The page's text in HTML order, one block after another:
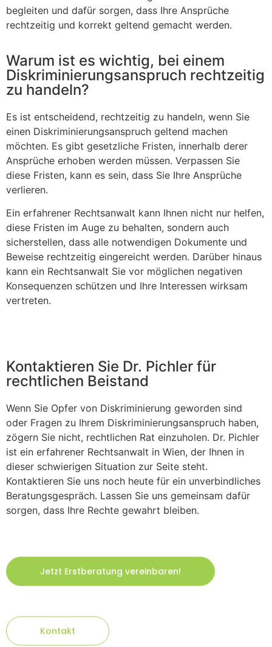
begleiten und dafür sorgen, dass Ihre Ansprüche
rechtzeitig und korrekt geltend gemacht werden.
Warum ist es wichtig, bei einem
Diskriminierungsanspruch rechtzeitig
zu handeln?
Es ist entscheidend, rechtzeitig zu handeln, wenn Sie
einen Diskriminierungsanspruch geltend machen
möchten. Es gibt gesetzliche Fristen, innerhalb derer
Ansprüche erhoben werden müssen. Verpassen Sie
diese Fristen, kann es sein, dass Sie Ihre Ansprüche
verlieren.
Ein erfahrener Rechtsanwalt kann Ihnen nicht nur helfen,
diese Fristen im Auge zu behalten, sondern auch
sicherstellen, dass alle notwendigen Dokumente und
Beweise rechtzeitig eingereicht werden. Darüber hinaus
kann ein Rechtsanwalt Sie vor möglichen negativen
Konsequenzen schützen und Ihre Interessen wirksam
vertreten.
Kontaktieren Sie Dr. Pichler für
rechtlichen Beistand
Wenn Sie Opfer von Diskriminierung geworden sind
oder Fragen zu Ihrem Diskriminierungsanspruch haben,
zögern Sie nicht, rechtlichen Rat einzuholen. Dr. Pichler
ist ein erfahrener Rechtsanwalt in Wien, der Ihnen in
dieser schwierigen Situation zur Seite steht.
Kontaktieren Sie uns noch heute für ein unverbindliches
Beratungsgespräch. Lassen Sie uns gemeinsam dafür
sorgen, dass Ihre Rechte gewahrt bleiben.
Jetzt Erstberatung vereinbaren!
Kontakt